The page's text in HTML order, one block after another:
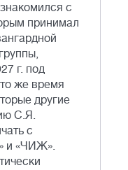
с
принимал
г. под
же время
другие
С.Я.
с
и «ЧИЖ».